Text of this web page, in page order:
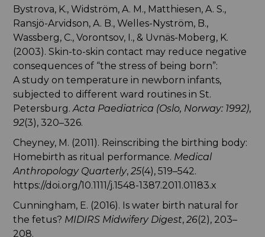
Bystrova, K., Widström, A. M., Matthiesen, A. S.,
Ransjö-Arvidson, A. B., Welles-Nyström, B.,
Wassberg, C., Vorontsov, I., & Uvnäs-Moberg, K.
(2003). Skin-to-skin contact may reduce negative
consequences of “the stress of being born”:
A study on temperature in newborn infants,
subjected to different ward routines in St.
Petersburg.Acta Paediatrica (Oslo, Norway: 1992),
92(3), 320–326.
Cheyney, M. (2011). Reinscribing the birthing body:
Homebirth as ritual performance. Medical
Anthropology Quarterly,25(4), 519–542.
https://doi.org/10.1111/j.1548-1387.2011.01183.x
Cunningham, E. (2016). Is water birth natural for
the fetus? MIDIRS Midwifery Digest,26(2), 203–
208.